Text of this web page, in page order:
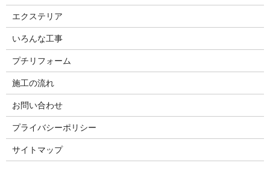
エクステリア
いろんな工事
プチリフォーム
施工の流れ
お問い合わせ
プライバシーポリシー
サイトマップ